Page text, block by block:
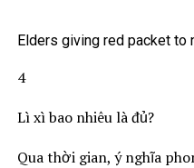
Elders giving red packet to
4
Lì xì bao nhiêu là đủ?
Qua thời gian, ý nghĩa